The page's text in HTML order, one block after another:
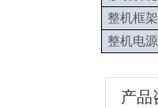
整机框架
整机电源
产品